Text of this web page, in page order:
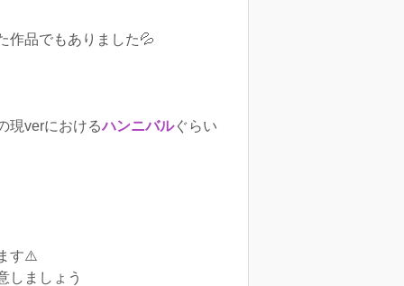
作品でもありました💦
現verにおけるハンニバルぐらい
す⚠️
しましょう